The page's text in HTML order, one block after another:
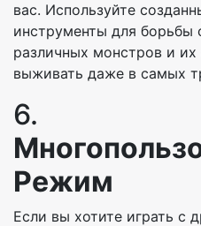
вас. Используйте
инструменты для борьбы
различных монстров и их
выживать даже в самых
6.
Режим
Если вы хотите играть с